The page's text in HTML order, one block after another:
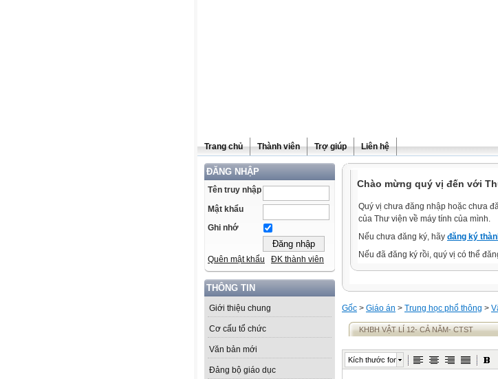
Trang chủ Thành viên Trợ giúp Liên hệ
ĐĂNG NHẬP
Tên truy nhập
Mật khẩu
Ghi nhớ
Quên mật khẩu ĐK thành viên
THÔNG TIN
Giới thiệu chung
Cơ cấu tổ chức
Văn bản mới
Đảng bộ giáo dục
Chào mừng quý vị đến với
Quý vị chưa đăng nhập hoặc chưa
của Thư viện về máy tính của mình.
Nếu chưa đăng ký, hãy đăng ký
Nếu đã đăng ký rồi, quý vị có thể
Gốc > Giáo án > Trung học phổ thông >
KHBH VẬT LÍ 12- CẢ NĂM- CTST
Kích thước font